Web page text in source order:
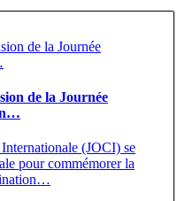
de la Journée
(JOCI) se
pour commémorer la